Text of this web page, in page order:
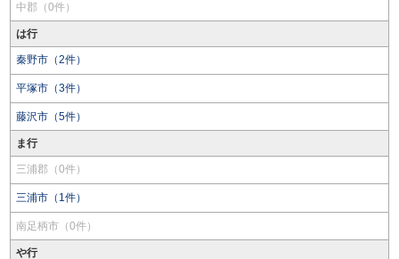
中郡（0件）
は行
秦野市（2件）
平塚市（3件）
藤沢市（5件）
ま行
三浦郡（0件）
三浦市（1件）
南足柄市（0件）
や行